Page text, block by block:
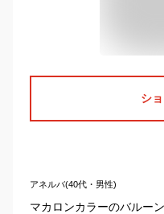
シ
アネルバ(40代・男性)
マカロンカラーのバルー